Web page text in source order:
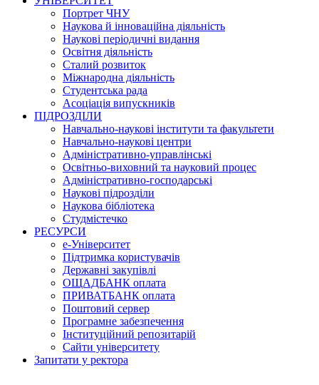
Портрет ЧНУ
Наукова й інноваційна діяльність
Наукові періодичні видання
Освітня діяльність
Сталий розвиток
Міжнародна діяльність
Студентська рада
Асоціація випускників
ПІДРОЗДІЛИ
Навчально-наукові інститути та факультети
Навчально-наукові центри
Адміністративно-управлінські
Освітньо-виховний та науковий процес
Адміністративно-господарські
Наукові підрозділи
Наукова бібліотека
Студмістечко
РЕСУРСИ
е-Університет
Підтримка користувачів
Державні закупівлі
ОЩАДБАНК оплата
ПРИВАТБАНК оплата
Поштовий сервер
Програмне забезпечення
Інституційний репозитарій
Сайти університету
Запитати у ректора